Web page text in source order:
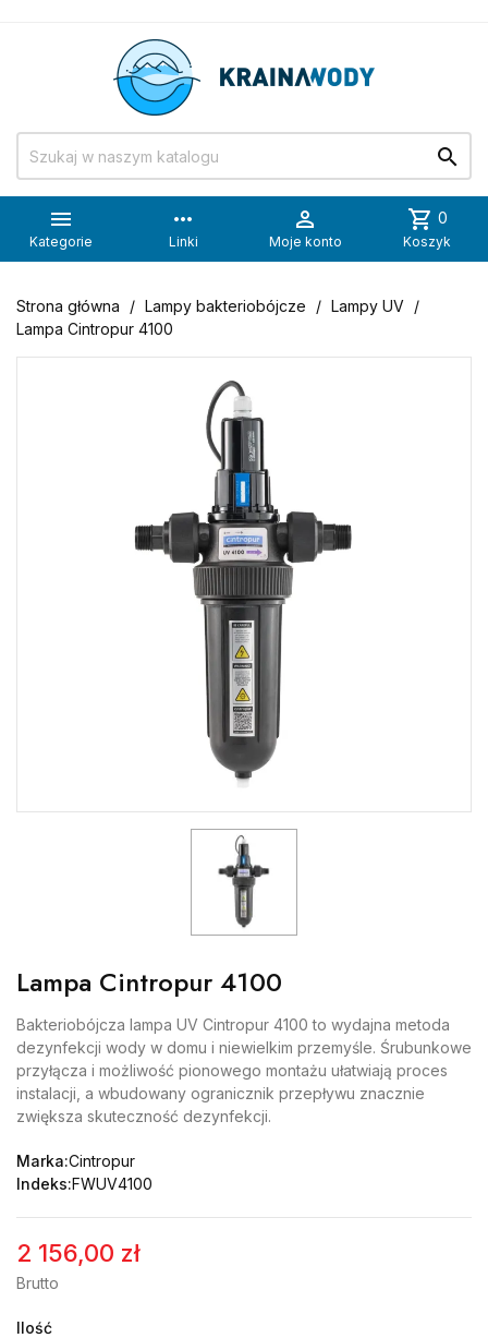


Kategorie
more_horiz
Linki

Moje konto
shopping_cart 0
Koszyk
Strona główna Lampy bakteriobójcze
Lampy UV
Lampa Cintropur 4100
Lampa Cintropur 4100
Bakteriobójcza lampa UV Cintropur 4100 to wydajna metoda
dezynfekcji wody w domu i niewielkim przemyśle. Śrubunkowe
przyłącza i możliwość pionowego montażu ułatwiają proces
instalacji, a wbudowany ogranicznik przepływu znacznie
zwiększa skuteczność dezynfekcji.
Marka:Cintropur
Indeks:FWUV4100
2 156,00 zł
Brutto
Ilość